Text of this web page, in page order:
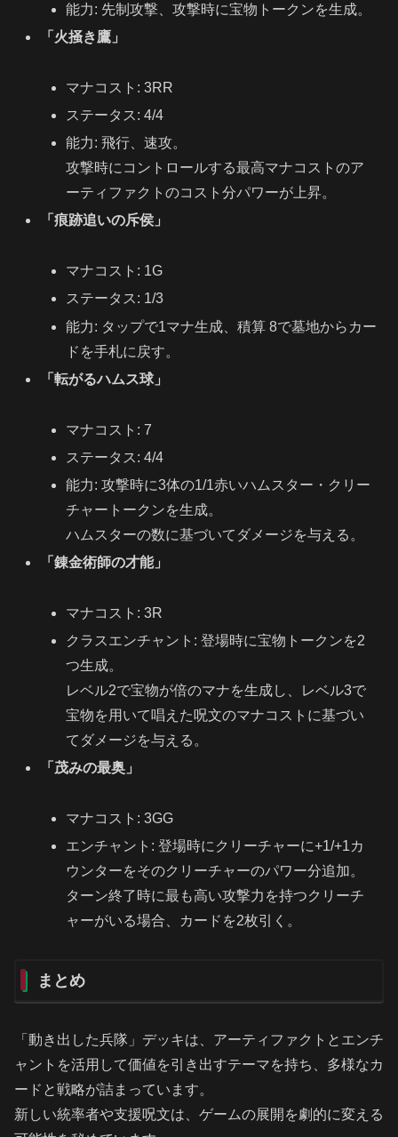
能力: 先制攻撃、攻撃時に宝物トークンを生成。
「火掻き鷹」
マナコスト: 3RR
ステータス: 4/4
能力: 飛行、速攻。
攻撃時にコントロールする最高マナコストのア
ーティファクトのコスト分パワーが上昇。
「痕跡追いの斥侯」
マナコスト: 1G
ステータス: 1/3
能力: タップで1マナ生成、積算 8で墓地からカー
ドを手札に戻す。
「転がるハムス球」
マナコスト: 7
ステータス: 4/4
能力: 攻撃時に3体の1/1赤いハムスター・クリー
チャートークンを生成。
ハムスターの数に基づいてダメージを与える。
「錬金術師の才能」
マナコスト: 3R
クラスエンチャント: 登場時に宝物トークンを2
つ生成。
レベル2で宝物が倍のマナを生成し、レベル3で
宝物を用いて唱えた呪文のマナコストに基づい
てダメージを与える。
「茂みの最奥」
マナコスト: 3GG
エンチャント: 登場時にクリーチャーに+1/+1カ
ウンターをそのクリーチャーのパワー分追加。
ターン終了時に最も高い攻撃力を持つクリーチ
ャーがいる場合、カードを2枚引く。
まとめ
「動き出した兵隊」デッキは、アーティファクトとエンチ
ャントを活用して価値を引き出すテーマを持ち、多様なカ
ードと戦略が詰まっています。
新しい統率者や支援呪文は、ゲームの展開を劇的に変える